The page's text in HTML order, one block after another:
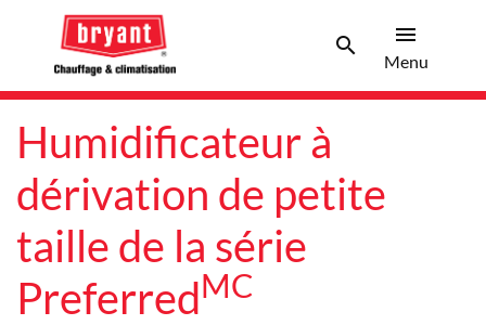
search menu
Menu
Humidificateur à
dérivation de petite
taille de la série
PreferredMC